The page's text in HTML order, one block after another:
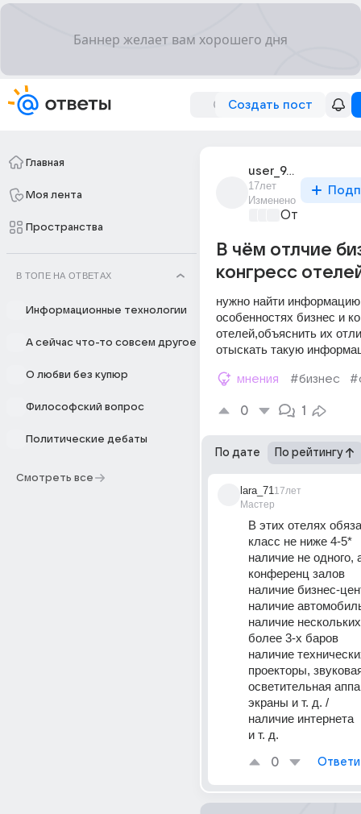
Создать пост
Главная
Моя лента
Пространства
В ТОПЕ НА ОТВЕТАХ
Информационные технологии
А сейчас что-то совсем другое
О любви без купюр
Философский вопрос
Политические дебаты
Смотреть все
user_948101
17лет
Изменено
Отпуск
В чём отлчие
конгресс
нужно найти
особенностях бизнес и
отелей,объяснить их
отыскать такую
мнения #бизнес
0 1
По дате По рейтингу
lara_71
Мастер
17лет
В этих отелях
класс не ниже 4-5*
наличие не одного,
конференц залов
наличие бизнес-
наличие
наличие
более 3-х баров
наличие
проекторы,
осветительная
экраны и т. д. /
наличие интернета
и т. д.
0